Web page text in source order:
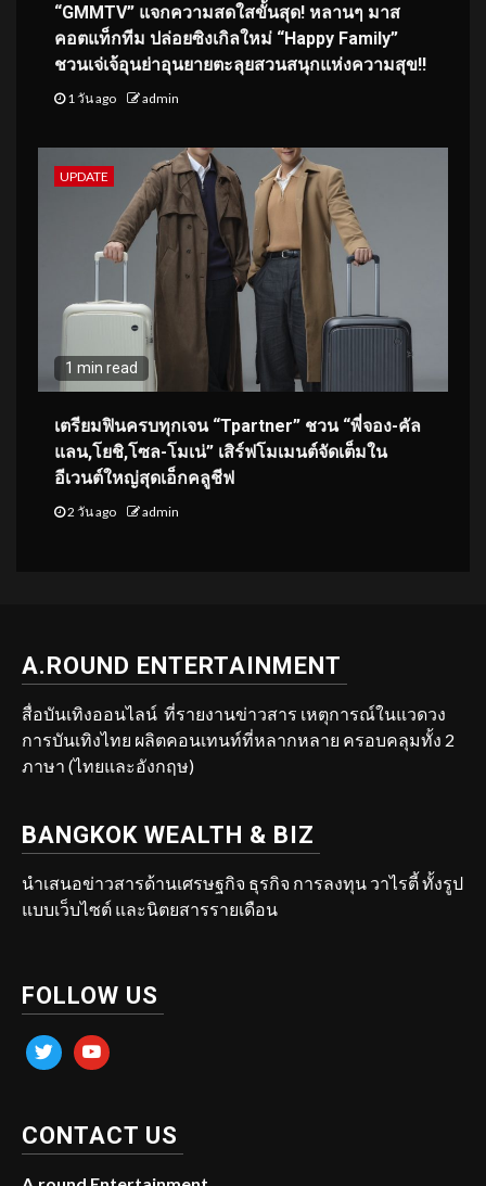
“GMMTV” แจกความสดใสขั้นสุด! หลานๆ มาส
คอตแท็กทีม ปล่อยซิงเกิลใหม่ “Happy Family”
ชวนเจ่เจ้อุนย่าอุนยายตะลุยสวนสนุกแห่งความสุข!!
1 วัน ago admin
UPDATE
1 min read
เตรียมฟินครบทุกเจน “Tpartner” ชวน “พี่จอง-คัล
แลน,โยชิ,โซล-โมเน่” เสิร์ฟโมเมนต์จัดเต็มใน
อีเวนต์ใหญ่สุดเอ็กคลูชีฟ
2 วัน ago admin
A.ROUND ENTERTAINMENT
สื่อบันเทิงออนไลน์ ที่รายงานข่าวสาร เหตุการณ์ในแวดวง
การบันเทิงไทย ผลิตคอนเทนท์ที่หลากหลาย ครอบคลุมทั้ง 2
ภาษา (ไทยและอังกฤษ)
BANGKOK WEALTH & BIZ
นำเสนอข่าวสารด้านเศรษฐกิจ ธุรกิจ การลงทุน วาไรตี้ ทั้งรูป
แบบเว็บไซต์ และนิตยสารรายเดือน
FOLLOW US
twitter youtube
CONTACT US